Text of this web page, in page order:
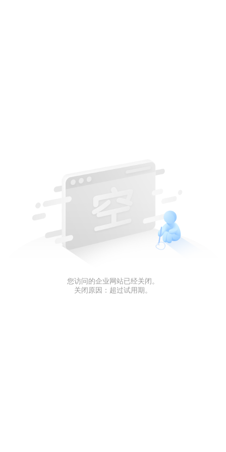
您访问的企业网站已经关闭。
关闭原因：超过试用期。